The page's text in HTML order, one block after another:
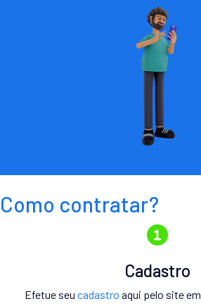
Como contratar?
Cadastro
Efetue seu cadastro aqui pelo site